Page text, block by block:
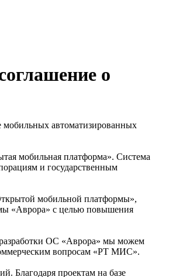
о
мобильных автоматизированных
мобильная платформа». Система
и государственным
мобильной платформы»,
«Аврора» с целью повышения
разработки ОС «Аврора» мы можем
вопросам «РТ МИС».
Благодаря проектам на базе